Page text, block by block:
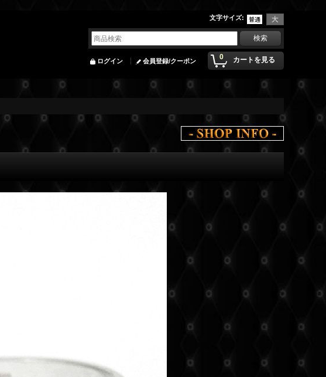
文字サイズ:
0 カートを見る
ログイン 会員登録/クーポン